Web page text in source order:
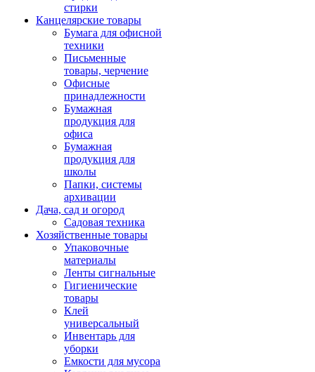
стирки
Канцелярские товары
Бумага для офисной
техники
Письменные
товары, черчение
Офисные
принадлежности
Бумажная
продукция для
офиса
Бумажная
продукция для
школы
Папки, системы
архивации
Дача, сад и огород
Садовая техника
Хозяйственные товары
Упаковочные
материалы
Ленты сигнальные
Гигиенические
товары
Клей
универсальный
Инвентарь для
уборки
Емкости для мусора